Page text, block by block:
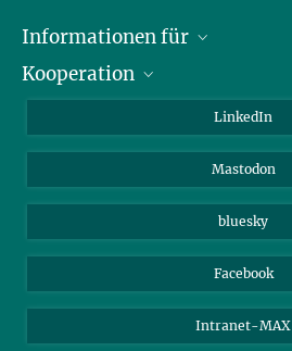
Informationen für
Journalisten
Kooperation
Beutenberg Campus e.V.
LinkedIn
Mastodon
bluesky
Facebook
Intranet-MAX